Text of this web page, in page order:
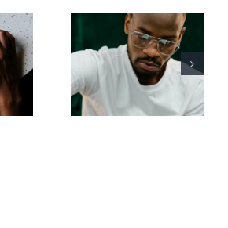
Top 17 Tipps
zur
Verbesserung
des
Verständnisses
des TikTok-